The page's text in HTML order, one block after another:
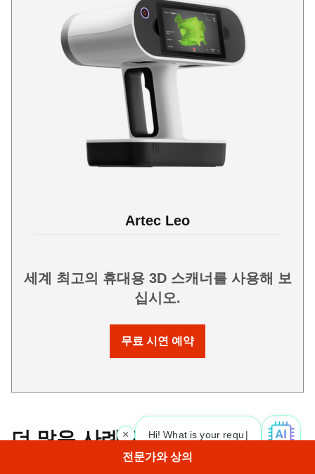
Artec Leo
세계 최고의 휴대용 3D 스캐너를 사용해 보
십시오.
무료 시연 예약
더 많은 사례 연구Hi! What is your request? 👀
전문가와 상의